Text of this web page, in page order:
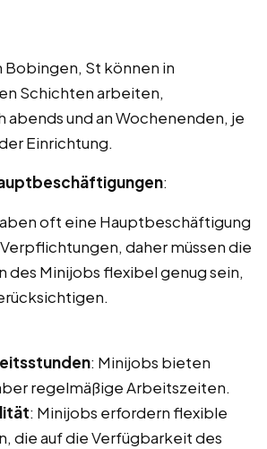
St können in
Schichten arbeiten,
abends und an Wochenenden, je
Einrichtung.
:
oft eine Hauptbeschäftigung
daher müssen die
des Minijobs flexibel genug sein,
: Minijobs bieten
regelmäßige Arbeitszeiten.
: Minijobs erfordern flexible
die auf die Verfügbarkeit des